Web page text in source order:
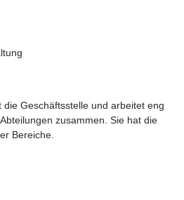
Geschäftsstelle und arbeitet eng
zusammen. Sie hat die
Bereiche.